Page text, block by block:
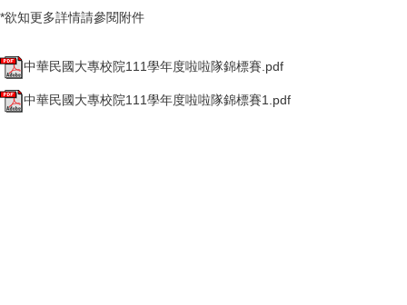
*欲知更多詳情請參閱附件
中華民國大專校院111學年度啦啦隊錦標賽.pdf
中華民國大專校院111學年度啦啦隊錦標賽1.pdf